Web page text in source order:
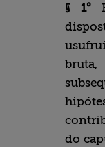
§ 1°
do